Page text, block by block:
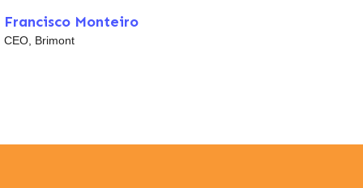
Francisco Monteiro
CEO, Brimont